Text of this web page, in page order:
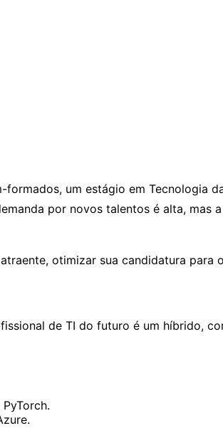
um estágio em Tecnologia
por novos talentos é alta, mas
otimizar sua candidatura para
de TI do futuro é um híbrido,